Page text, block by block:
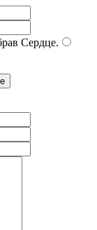
Сердце.